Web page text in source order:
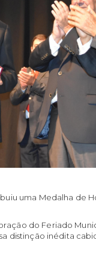
uma Medalha de
do Feriado
distinção inédita